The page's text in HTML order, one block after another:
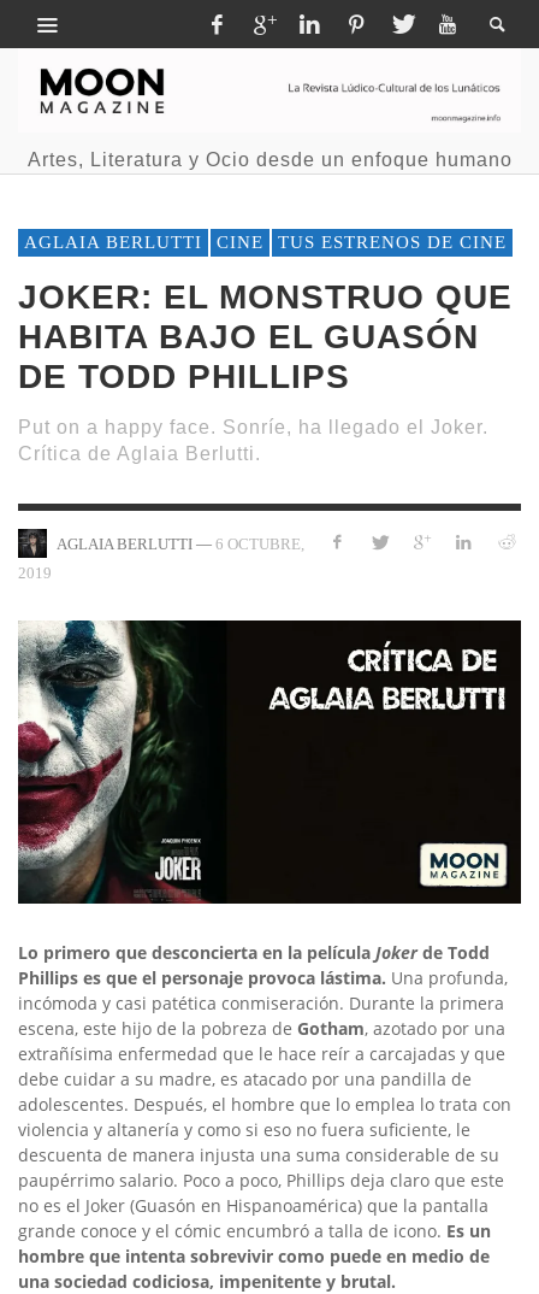
Artes, Literatura y Ocio desde un enfoque humano
AGLAIA BERLUTTI CINE TUS ESTRENOS DE CINE
JOKER: EL MONSTRUO QUE
HABITA BAJO EL GUASÓN
DE TODD PHILLIPS
Put on a happy face. Sonríe, ha llegado el Joker.
Crítica de Aglaia Berlutti.
AGLAIA BERLUTTI — 6 OCTUBRE,
2019
Lo primero que desconcierta en la película Jokerde Todd
Phillips es que el personaje provoca lástima. Una profunda,
incómoda y casi patética conmiseración. Durante la primera
escena, este hijo de la pobreza de Gotham, azotado por una
extrañísima enfermedad que le hace reír a carcajadas y que
debe cuidar a su madre, es atacado por una pandilla de
adolescentes. Después, el hombre que lo emplea lo trata con
violencia y altanería y como si eso no fuera suficiente, le
descuenta de manera injusta una suma considerable de su
paupérrimo salario. Poco a poco, Phillips deja claro que este
no es el Joker (Guasón en Hispanoamérica) que la pantalla
grande conoce y el cómic encumbró a talla de icono. Es un
hombre que intenta sobrevivir como puede en medio de
una sociedad codiciosa, impenitente y brutal.